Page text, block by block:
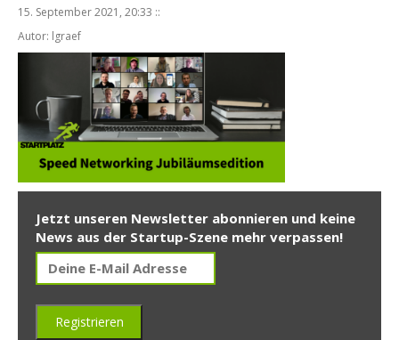
15. September 2021, 20:33 ::
Autor: lgraef
Jetzt unseren Newsletter abonnieren und keine
News aus der Startup-Szene mehr verpassen!